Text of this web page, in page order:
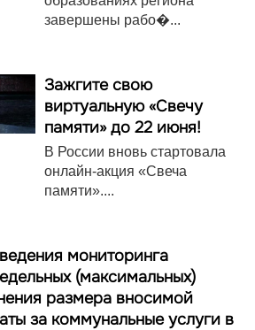
завершены рабо�...
Зажгите свою
виртуальную «Свечу
памяти» до 22 июня!
В России вновь стартовала
онлайн-акция «Свеча
памяти»....
мониторинга
(максимальных)
размера вносимой
за коммунальные услуги в